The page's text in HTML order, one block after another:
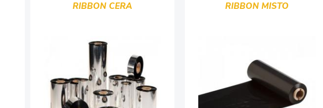
RIBBON CERA RIBBON MISTO